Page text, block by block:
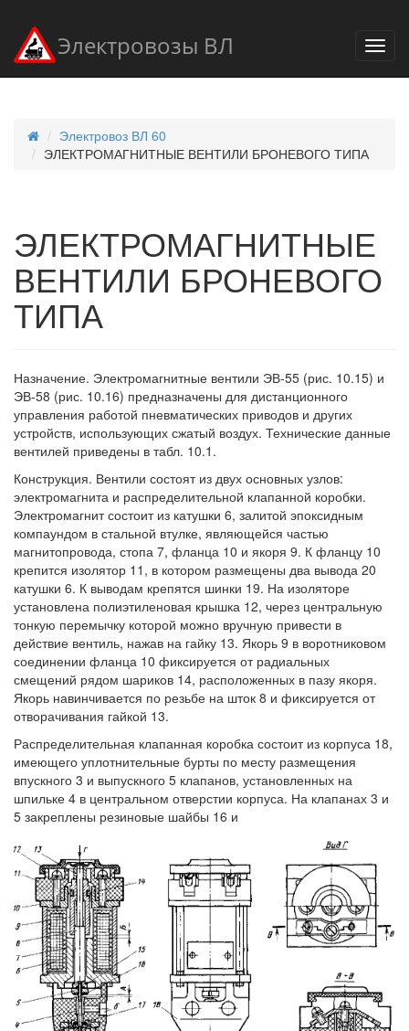
Электровозы ВЛ
Электровоз ВЛ 60
ЭЛЕКТРОМАГНИТНЫЕ ВЕНТИЛИ БРОНЕВОГО ТИПА
ЭЛЕКТРОМАГНИТНЫЕ
ВЕНТИЛИ БРОНЕВОГО
ТИПА
Назначение. Электромагнитные вентили ЭВ-55 (рис. 10.15) и
ЭВ-58 (рис. 10.16) предназначены для дистанционного
управления работой пневматических приводов и других
устройств, использующих сжатый воздух. Технические данные
вентилей приведены в табл. 10.1.
Конструкция. Вентили состоят из двух основных узлов:
электромагнита и распределительной клапанной коробки.
Электромагнит состоит из катушки 6, залитой эпоксидным
компаундом в стальной втулке, являющейся частью
магнитопровода, стопа 7, фланца 10 и якоря 9. К фланцу 10
крепится изолятор 11, в котором размещены два вывода 20
катушки 6. К выводам крепятся шинки 19. На изоляторе
установлена полиэтиленовая крышка 12, через центральную
тонкую перемычку которой можно вручную привести в
действие вентиль, нажав на гайку 13. Якорь 9 в воротниковом
соединении фланца 10 фиксируется от радиальных
смещений рядом шариков 14, расположенных в пазу якоря.
Якорь навинчивается по резьбе на шток 8 и фиксируется от
отворачивания гайкой 13.
Распределительная клапанная коробка состоит из корпуса 18,
имеющего уплотнительные бурты по месту размещения
впускного 3 и выпускного 5 клапанов, установленных на
шпильке 4 в центральном отверстии корпуса. На клапанах 3 и
5 закреплены резиновые шайбы 16 и